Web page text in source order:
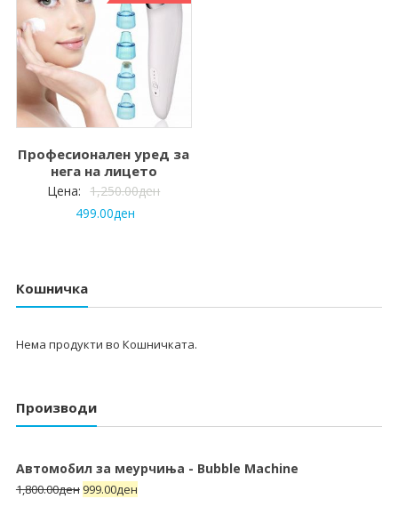
Професионален уред за
нега на лицето
Цена: 1,250.00ден
499.00ден
Кошничка
Нема продукти во Кошничката.
Производи
Автомобил за меурчиња - Bubble Machine
1,800.00ден 999.00ден